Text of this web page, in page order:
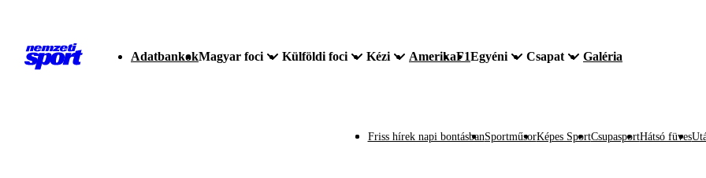
AdatbankokMagyar foci Külföldi foci Kézi AmerikaF1Egyéni Csapat Galéria
Friss hírek napi bontásbanSportműsorKépes SportCsupasportHátsó füves